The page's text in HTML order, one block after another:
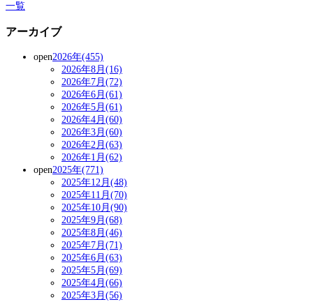
一覧
アーカイブ
open2026年(455)
2026年8月(16)
2026年7月(72)
2026年6月(61)
2026年5月(61)
2026年4月(60)
2026年3月(60)
2026年2月(63)
2026年1月(62)
open2025年(771)
2025年12月(48)
2025年11月(70)
2025年10月(90)
2025年9月(68)
2025年8月(46)
2025年7月(71)
2025年6月(63)
2025年5月(69)
2025年4月(66)
2025年3月(56)